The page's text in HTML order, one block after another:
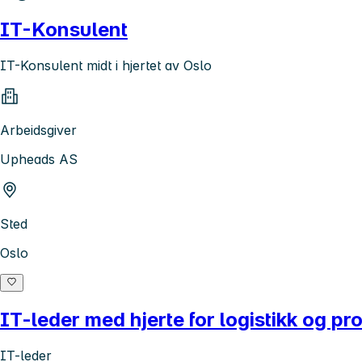
IT-Konsulent
IT-Konsulent midt i hjertet av Oslo
Arbeidsgiver
Upheads AS
Sted
Oslo
IT-leder med hjerte for logistikk og
IT-leder